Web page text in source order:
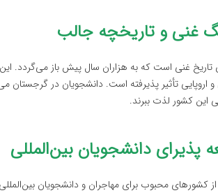
غنی و تاریخچه جالب
تاریخ غنی است که به هزاران سال پیش باز می‌گردد.
اروپایی تأثیر پذیرفته است. دانشجویان در گرجستان
این کشور لذت ببرند.
پذیرای دانشجویان بین‌المللی
کشورهای محبوب برای مهاجران و دانشجویان